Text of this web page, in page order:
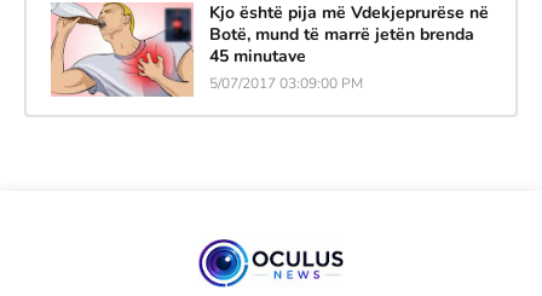
Kjo është pija më Vdekjeprurëse në
Botë, mund të marrë jetën brenda
45 minutave
5/07/2017 03:09:00 PM